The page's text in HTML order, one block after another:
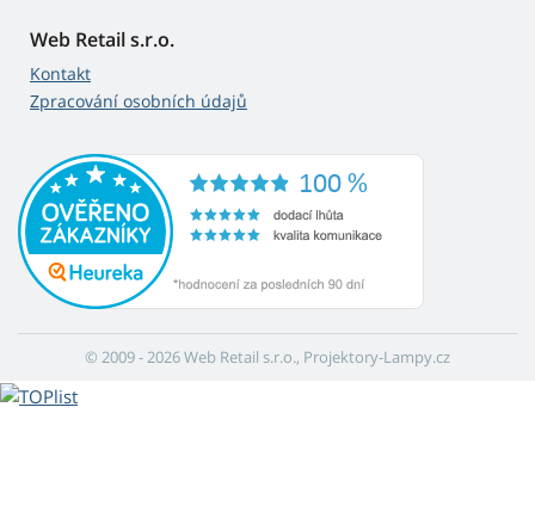
Web Retail s.r.o.
Kontakt
Zpracování osobních údajů
© 2009 - 2026 Web Retail s.r.o., Projektory-Lampy.cz